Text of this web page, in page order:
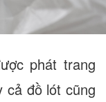
phát trang
cả đồ lót cũng